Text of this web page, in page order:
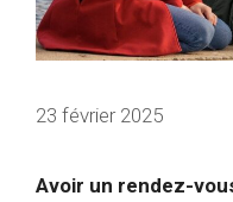
23 février 2025
Avoir un rendez-